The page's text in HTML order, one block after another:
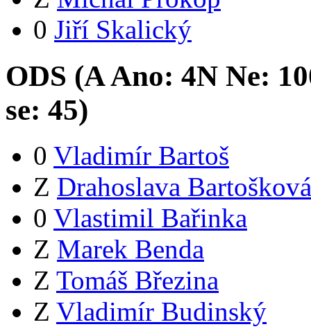
0 Jiří Skalický
ODS (AAno: 4N Ne: 10
se: 45)
0 Vladimír Bartoš
Z Drahoslava Bartošková
0 Vlastimil Bařinka
Z Marek Benda
Z Tomáš Březina
Z Vladimír Budinský